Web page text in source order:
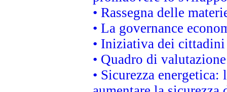
• Rassegna delle
• La governance
• Iniziativa dei
• Quadro di
• Sicurezza